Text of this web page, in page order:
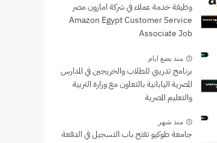
وظيفة خدمة عملاء في شركة امازون مصر
Amazon Egypt Customer Service
Associate Job
منذ بضع ايام
برنامج تدريبي للطلاب والخريجين في المدارس
المصرية اليابانية بالتعاون مع وزارة التربية
والتعليم المصرية
منذ شهر
جامعة طوكيو تفتح باب التسجيل في الدفعة